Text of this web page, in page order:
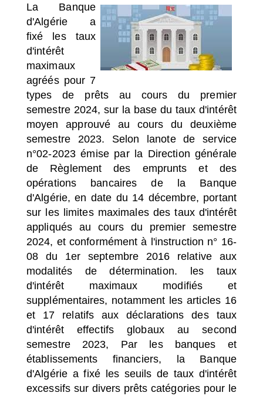
La Banque
d'Algérie a
fixé les taux
d'intérêt
maximaux
agréés pour 7
types de prêts au cours du premier
semestre 2024, sur la base du taux d'intérêt
moyen approuvé au cours du deuxième
semestre 2023. Selon lanote de service
n°02-2023 émise par la Direction générale
de Règlement des emprunts et des
opérations bancaires de la Banque
d'Algérie, en date du 14 décembre, portant
sur les limites maximales des taux d'intérêt
appliqués au cours du premier semestre
2024, et conformément à l'instruction n° 16-
08 du 1er septembre 2016 relative aux
modalités de détermination. les taux
d'intérêt maximaux modifiés et
supplémentaires, notamment les articles 16
et 17 relatifs aux déclarations des taux
d'intérêt effectifs globaux au second
semestre 2023, Par les banques et
établissements financiers, la Banque
d'Algérie a fixé les seuils de taux d'intérêt
excessifs sur divers prêts catégories pour le